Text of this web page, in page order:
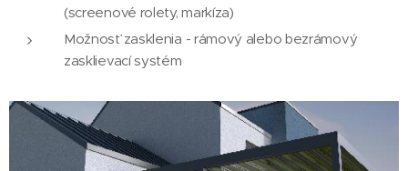
(screenové rolety, markíza)
Možnosť zasklenia - rámový alebo bezrámový
zasklievací systém